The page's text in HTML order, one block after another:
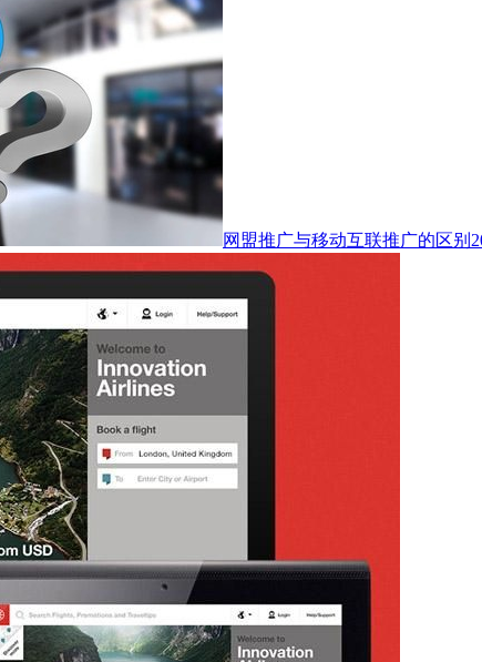
网盟推广与移动互联推广的区别